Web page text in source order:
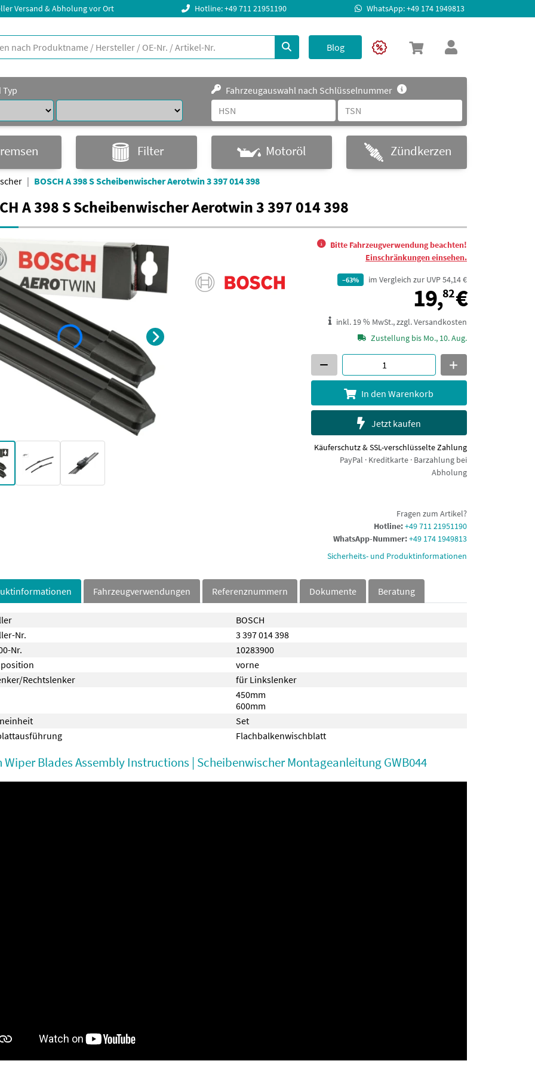
Versand & Abholung vor Ort Hotline: +49 711 21951190 WhatsApp: +49 174 1949813
Blog
Fahrzeugauswahl nach Schlüsselnummer
Filter Motoröl Zündkerzen
BOSCH A 398 S Scheibenwischer Aerotwin 3 397 014 398
A 398 S Scheibenwischer Aerotwin 3 397 014 398
Bitte Fahrzeugverwendung beachten!
Einschränkungen einsehen.
–63% im Vergleich zur UVP 54,14 €
19,82€19,82 €
inkl. 19 % MwSt., zzgl. Versandkosten
Zustellung bis Mo., 10. Aug.
In den Warenkorb
Jetzt kaufen
Käuferschutz & SSL-verschlüsselte Zahlung
PayPal · Kreditkarte · Barzahlung bei
Abholung
Fragen zum Artikel?
Hotline:+49 711 21951190
WhatsApp-Nummer:+49 174 1949813
Sicherheits- und Produktinformationen
Fahrzeugverwendungen Referenznummern Dokumente Beratung
BOSCH
Nr.
3 397 014 398
Nr.
10283900
vorne
Rechtslenker
für Linkslenker
450mm
600mm
Set
Flachbalkenwischblatt
Wiper Blades Assembly Instructions | Scheibenwischer Montageanleitung GWB044